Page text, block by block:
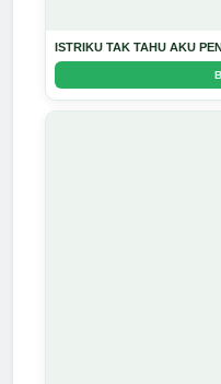
ISTRIKU TAK TAHU AKU